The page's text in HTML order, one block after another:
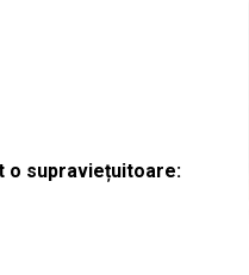
o supraviețuitoare: